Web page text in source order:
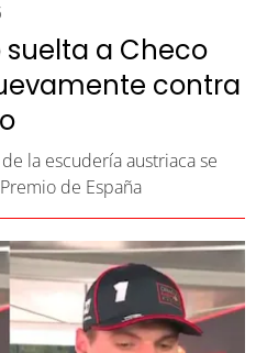
a Checo
contra
la escudería austriaca se
de España